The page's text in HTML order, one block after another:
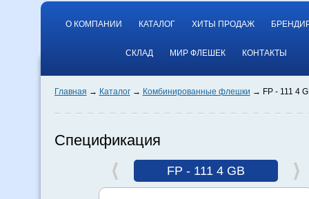
О КОМПАНИИ КАТАЛОГ ХИТЫ ПРОДАЖ
СКЛАД МИР ФЛЕШЕК КОНТАКТЫ
Главная Каталог Комбинированные флешки FP - 111 4
Спецификация
FP - 111 4 GB